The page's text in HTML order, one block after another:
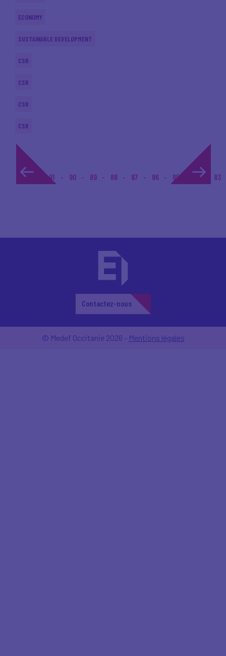
ECONOMY
SUSTAINABLE DEVELOPMENT
CSR
CSR
CSR
CSR
1... 91 90 89 88 87 86 85 84 83
Contactez-nous
© Medef Occitanie 2026 - Mentions légales